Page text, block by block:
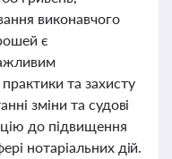
виконавчого
є
та захисту
зміни та судові
до підвищення
нотаріальних дій.